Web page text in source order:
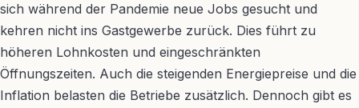
sich während der Pandemie neue Jobs gesucht und
kehren nicht ins Gastgewerbe zurück. Dies führt zu
höheren Lohnkosten und eingeschränkten
Öffnungszeiten. Auch die steigenden Energiepreise und die
Inflation belasten die Betriebe zusätzlich. Dennoch gibt es